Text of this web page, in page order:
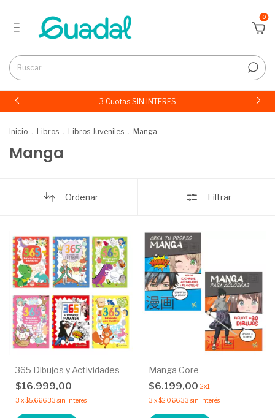
0
3 Cuotas SIN INTERÉS
Inicio . Libros . Libros Juveniles . Manga
Manga
Ordenar Filtrar
365 Dibujos y Actividades
$16.999,00
3 x$5.666,33 sin interés
Manga Core
$6.199,00 2x1
3 x$2.066,33 sin interés